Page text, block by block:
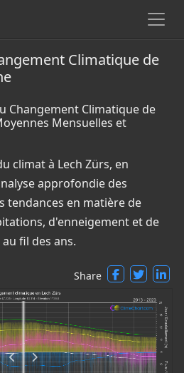
Climatique de
Changement Climatique de
Mensuelles et
climat à Lech Zürs, en
approfondie des
tendances en matière de
d'enneigement et de
fil des ans.
Share